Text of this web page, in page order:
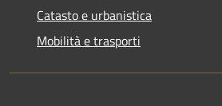
Catasto e urbanistica
Mobilità e trasporti